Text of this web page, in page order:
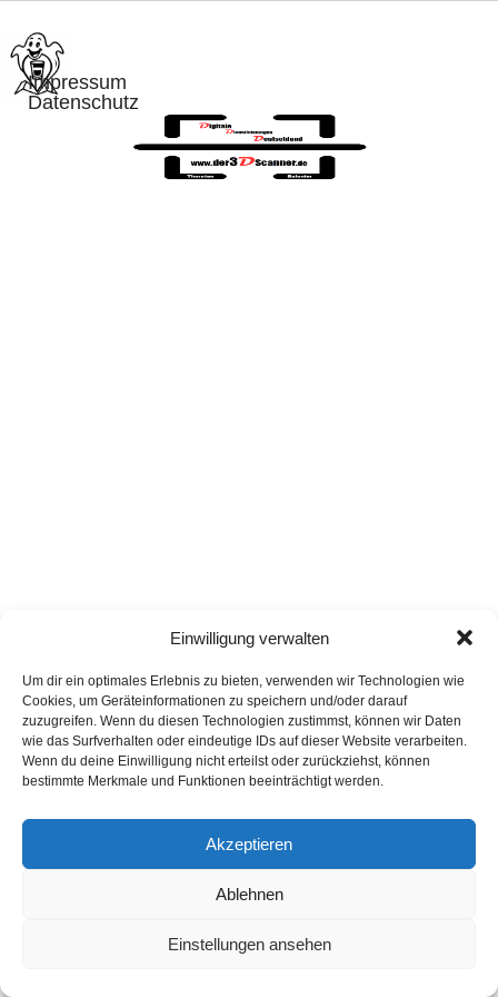
Einwilligung verwalten
Um dir ein optimales Erlebnis zu bieten, verwenden wir Technologien wie
Cookies, um Geräteinformationen zu speichern und/oder darauf
zuzugreifen. Wenn du diesen Technologien zustimmst, können wir Daten
wie das Surfverhalten oder eindeutige IDs auf dieser Website verarbeiten.
Wenn du deine Einwilligung nicht erteilst oder zurückziehst, können
bestimmte Merkmale und Funktionen beeinträchtigt werden.
Akzeptieren
Ablehnen
Einstellungen ansehen
Impressum
Datenschutz